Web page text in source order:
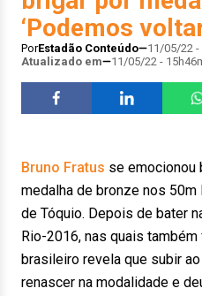
‘Podemos
PorEstadão Conteúdo 11/05/22 -
Atualizado em
11/05/22 -
Bruno Fratus se emocionou
medalha de bronze nos
de Tóquio. Depois de bater
Rio-2016, nas quais
brasileiro revela que subir
renascer na modalidade e